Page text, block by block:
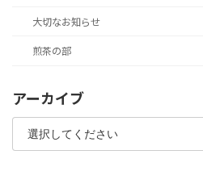
大切なお知らせ
煎茶の部
アーカイブ